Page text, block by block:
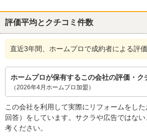
評価平均とクチコミ件数
直近3年間、ホームプロで成約者による評価
ホームプロが保有するこの会社の評価・ク
（2026年4月ホームプロ加盟）
この会社を利用して実際にリフォームをし
回答）をしています。サクラや広告ではな
考ください。